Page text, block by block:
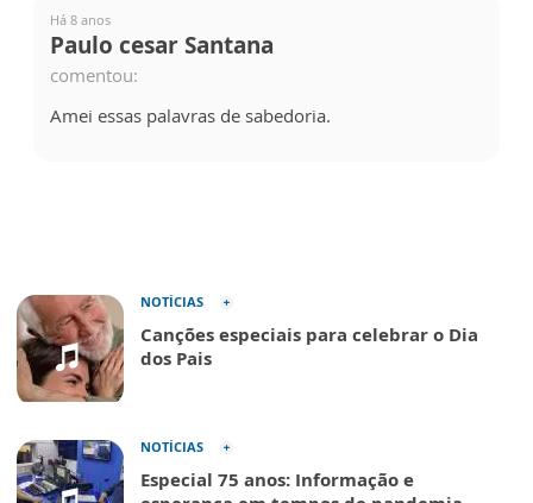
Há 8 anos
Paulo cesar Santana
comentou:
Amei essas palavras de sabedoria.
NOTÍCIAS
Canções especiais para celebrar o Dia
dos Pais
NOTÍCIAS
Especial 75 anos: Informação e